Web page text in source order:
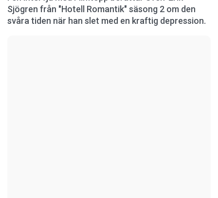
Sjögren från "Hotell Romantik" säsong 2 om den
svåra tiden när han slet med en kraftig depression.